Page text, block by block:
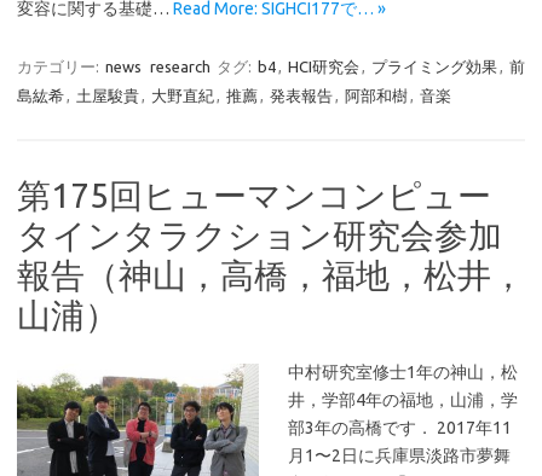
変容に関する基礎… Read More: SIGHCI177で… »
カテゴリー: news research タグ: b4, HCI研究会 , プライミング効果, 前
島紘希, 土屋駿貴, 大野直紀, 推薦, 発表報告, 阿部和樹, 音楽
第175回ヒューマンコンピュー
タインタラクション研究会参加
報告（神山，高橋，福地，松井，
山浦）
中村研究室修士1年の神山，松
井，学部4年の福地，山浦，学
部3年の高橋です． 2017年11
月1〜2日に兵庫県淡路市夢舞